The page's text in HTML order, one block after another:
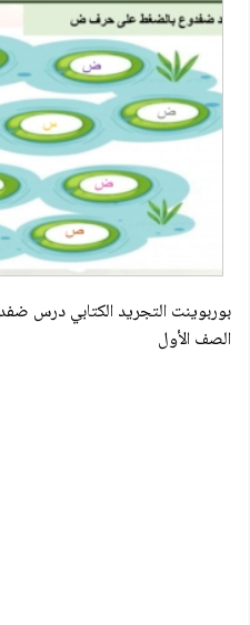
بوربوينت التجريد الكتابي درس
الصف الأول